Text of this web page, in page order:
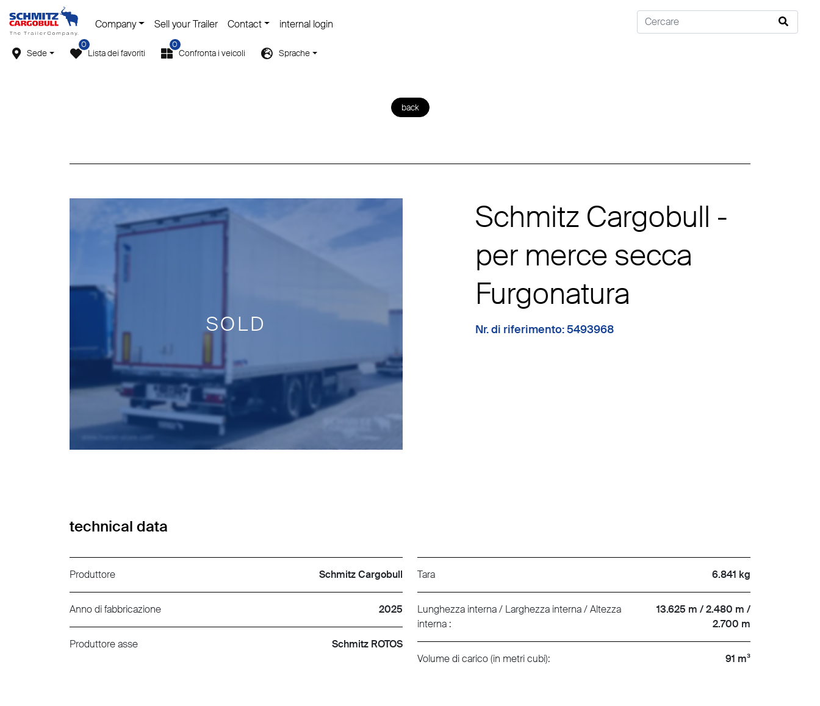
Sede Lista dei favoriti
0
Confronta i veicoli
0
Sprache
Company Sell your Trailer Contact internal login
back
SOLD
Schmitz Cargobull -
per merce secca
Furgonatura
Nr. di riferimento: 5493968
technical data
Produttore Schmitz Cargobull
Anno di fabbricazione 2025
Produttore asse Schmitz ROTOS
Tara 6.841 kg
Lunghezza interna / Larghezza interna / Altezza
interna :
13.625 m / 2.480 m /
2.700 m
Volume di carico (in metri cubi): 91 m³